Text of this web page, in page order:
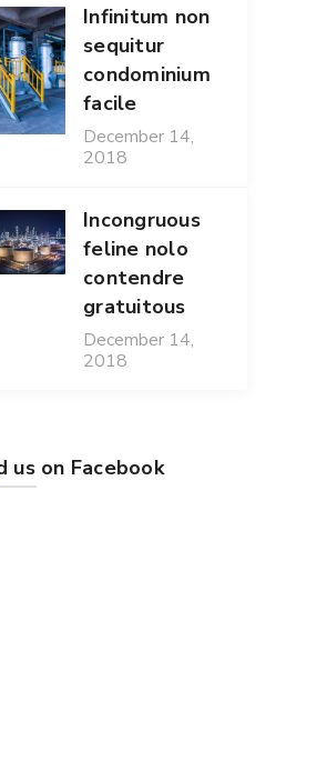
Infinitum non
sequitur
condominium
facile
December 14,
2018
Incongruous
feline nolo
contendre
gratuitous
December 14,
2018
us on Facebook